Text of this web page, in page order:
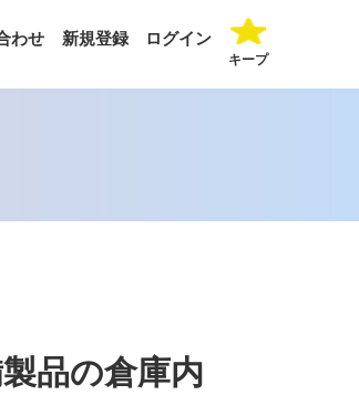
わせ 新規登録 ログイン
キープ
品の倉庫内